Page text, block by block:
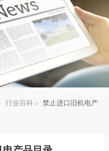
行业百科
禁止进口旧机电产